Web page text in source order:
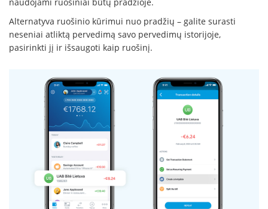
Alternatyva ruošinio kūrimui nuo pradžių – galite surasti
neseniai atliktą pervedimą savo pervedimų istorijoje,
pasirinkti jį ir išsaugoti kaip ruošinį.